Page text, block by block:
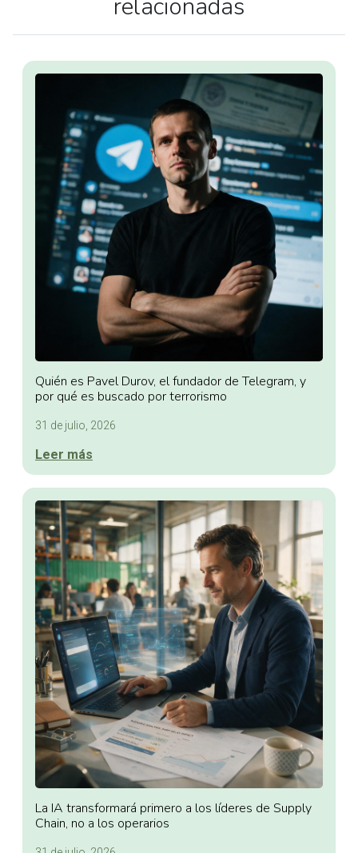
relacionadas
Quién es Pavel Durov, el fundador de Telegram, y
por qué es buscado por terrorismo
31 de julio, 2026
Leer más
La IA transformará primero a los líderes de Supply
Chain, no a los operarios